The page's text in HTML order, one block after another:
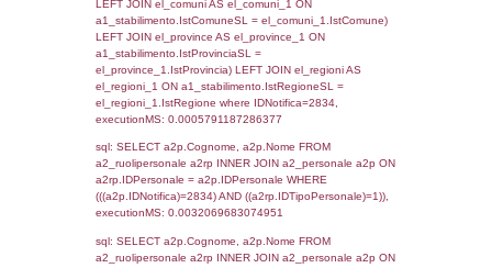
sql: SELECT COUNT(*) FROM `userlevels`
`userlevelid` = -2, executionMS:
sql: SELECT `userlevelid`, `userlevelname`
`userlevels`, executionMS:
sql: SELECT COUNT(*) FROM
WHERE `userlevelid` = -2, executionMS:
0.00022983551025391